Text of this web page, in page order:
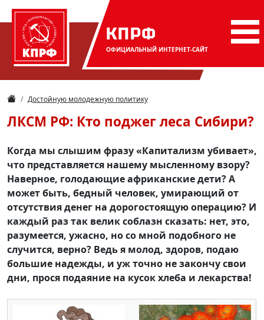
КПРФ
ОФИЦИАЛЬНЫЙ ИНТЕРНЕТ-САЙТ
Достойную молодежную политику
ЛКСМ РФ: Кто поджег леса Сибири?
Когда мы слышим фразу «Капитализм убивает»,
что представляется нашему мысленному взору?
Наверное, голодающие африканские дети? А
может быть, бедный человек, умирающий от
отсутствия денег на дорогостоящую операцию? И
каждый раз так велик соблазн сказать: нет, это,
разумеется, ужасно, но со мной подобного не
случится, верно? Ведь я молод, здоров, подаю
большие надежды, и уж точно не закончу свои
дни, прося подаяние на кусок хлеба и лекарства!